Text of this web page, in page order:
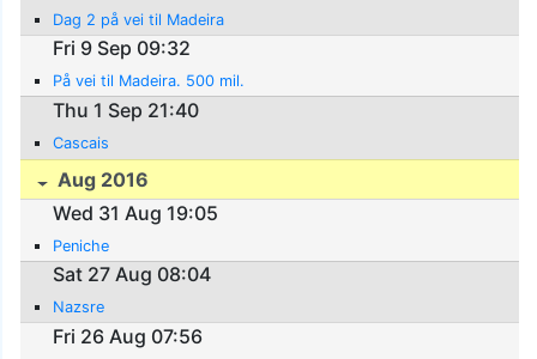
Dag 2 på vei til Madeira
Fri 9 Sep 09:32
På vei til Madeira. 500 mil.
Thu 1 Sep 21:40
Cascais
Aug 2016
Wed 31 Aug 19:05
Peniche
Sat 27 Aug 08:04
Nazsre
Fri 26 Aug 07:56